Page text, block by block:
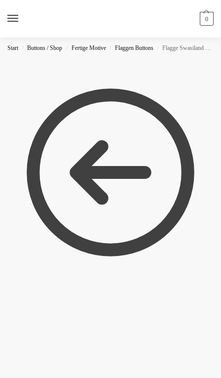
0
Start / Buttons / Shop / Fertige Motive / Flaggen Buttons / Flagge Swasiland Button